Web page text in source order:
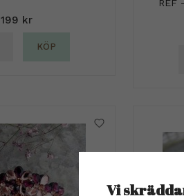
199 kr
KÖP
REF
Vi